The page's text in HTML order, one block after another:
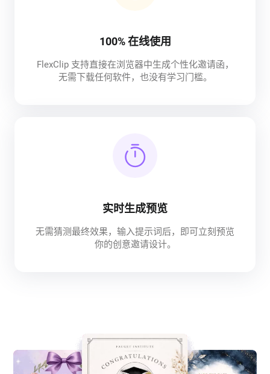
100% 在线使用
FlexClip 支持直接在浏览器中生成个性化邀请函，
无需下载任何软件，也没有学习门槛。
实时生成预览
无需猜测最终效果，输入提示词后，即可立刻预览
你的创意邀请设计。